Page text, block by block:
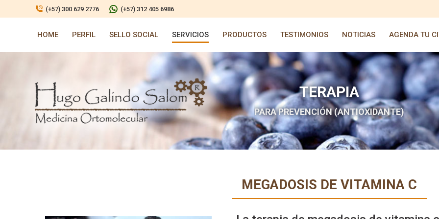
(+57) 300 629 2776 (+57) 312 405 6986
HOME PERFIL SELLO SOCIAL SERVICIOS PRODUCTOS TESTIMONIOS NOTICIAS AGENDA TU
TERAPIA
PARA PREVENCIÓN (ANTIOXIDANTE)
MEGADOSIS DE VITAMINA C